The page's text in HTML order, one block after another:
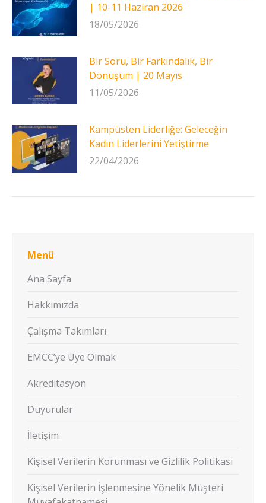
| 10-11 Haziran 2026
18/05/2026
Bir Soru, Bir Farkındalık, Bir
Dönüşüm | 20 Mayıs
11/05/2026
Kampüsten Liderliğe: Geleceğin
Kadın Liderlerini Yetiştirme
22/04/2026
Menü
Ana Sayfa
Hakkımızda
Çalışma Takımları
EMCC’ye Üye Olmak
Akreditasyon
Duyurular
İletişim
Kişisel Verilerin Korunması ve Gizlilik Politikası
Kişisel Verilerin İşlenmesine Yönelik Müşteri